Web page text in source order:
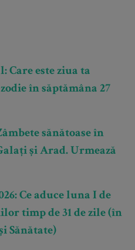
Care este ziua ta
în săptămâna 27
sănătoase în
și Arad. Urmează
Ce aduce luna I de
timp de 31 de zile (în
Sănătate)